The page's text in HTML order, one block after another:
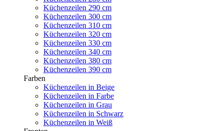
Küchenzeilen 290 cm
Küchenzeilen 300 cm
Küchenzeilen 310 cm
Küchenzeilen 320 cm
Küchenzeilen 330 cm
Küchenzeilen 340 cm
Küchenzeilen 380 cm
Küchenzeilen 390 cm
Farben
Küchenzeilen in Beige
Küchenzeilen in Farbe
Küchenzeilen in Grau
Küchenzeilen in Schwarz
Küchenzeilen in Weiß